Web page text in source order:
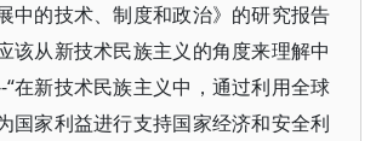
中的技术、制度和政治》的研究报告
该从新技术民族主义的角度来理解中
在新技术民族主义中，通过利用全球
国家利益进行支持国家经济和安全利